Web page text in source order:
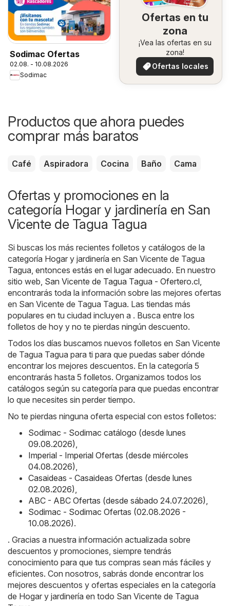
Sodimac Ofertas
02.08. - 10.08.2026
Sodimac
Ofertas en tu
zona
¡Vea las ofertas en su
zona!
Ofertas locales
Productos que ahora puedes
comprar más baratos
Café Aspiradora Cocina Baño Cama
Ofertas y promociones en la
categoría Hogar y jardinería en San
Vicente de Tagua Tagua
Si buscas los más recientes folletos y catálogos de la
categoría Hogar y jardinería en San Vicente de Tagua
Tagua, entonces estás en el lugar adecuado. En nuestro
sitio web, San Vicente de Tagua Tagua - Ofertero.cl
encontrarás toda la información sobre las mejores ofertas
en San Vicente de Tagua Tagua. Las tiendas más
populares en tu ciudad incluyen a . Busca entre los
folletos de hoy y no te pierdas ningún descuento.
Todos los días buscamos nuevos folletos en San Vicente
de Tagua Tagua para ti para que puedas saber dónde
encontrar los mejores descuentos. En la categoría 5
encontrarás hasta 5 folletos. Organizamos todos los
catálogos según su categoría para que puedas encontrar
lo que necesites sin perder tiempo.
No te pierdas ninguna oferta especial con estos folletos:
Sodimac - Sodimac catálogo (desde lunes
09.08.2026)
Imperial - Imperial Ofertas (desde miércoles
04.08.2026)
Casaideas - Casaideas Ofertas (desde lunes
02.08.2026)
ABC - ABC Ofertas (desde sábado 24.07.2026)
Sodimac - Sodimac Ofertas (02.08.2026 -
10.08.2026).
. Gracias a nuestra información actualizada sobre
descuentos y promociones, siempre tendrás
conocimiento para que tus compras sean más fáciles y
eficientes. Con nosotros, sabrás donde encontrar los
mejores descuentos y ofertas especiales en la categoría
de Hogar y jardinería en todo San Vicente de Tagua